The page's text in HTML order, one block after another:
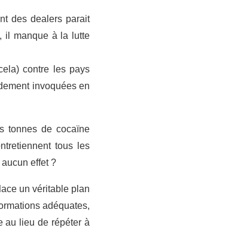
des dealers parait
il manque à la lutte
contre les pays
invoquées en
tonnes de cocaïne
tous les
effet ?
un véritable plan
adéquates,
au lieu de répéter à